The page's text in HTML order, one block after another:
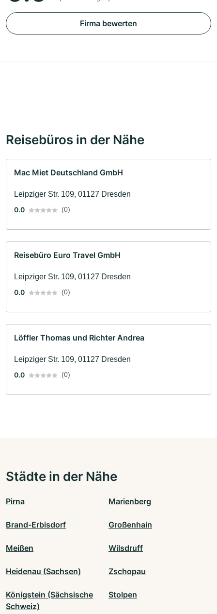
Firma bewerten
Reisebüros in der Nähe
Mac Miet Deutschland GmbH
Leipziger Str. 109, 01127 Dresden
0.0
(0)
Reisebüro Euro Travel GmbH
Leipziger Str. 109, 01127 Dresden
0.0
(0)
Löffler Thomas und Richter Andrea
Leipziger Str. 109, 01127 Dresden
0.0
(0)
Städte in der Nähe
Pirna Marienberg
Brand-Erbisdorf Großenhain
Meißen Wilsdruff
Heidenau (Sachsen) Zschopau
Königstein (Sächsische
Schweiz)
Stolpen